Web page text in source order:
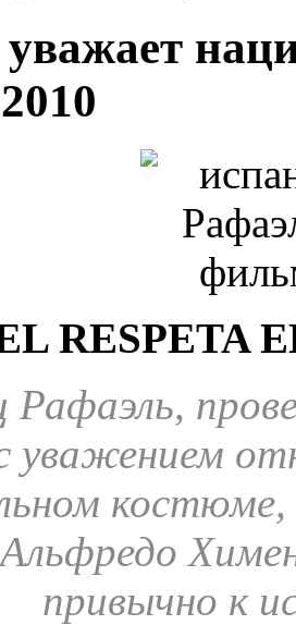
RESPETA
Рафаэль,
уважением
привычно к